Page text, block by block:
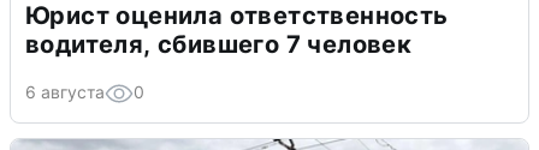
Юрист оценила ответственность
водителя, сбившего 7 человек
6 августа 0